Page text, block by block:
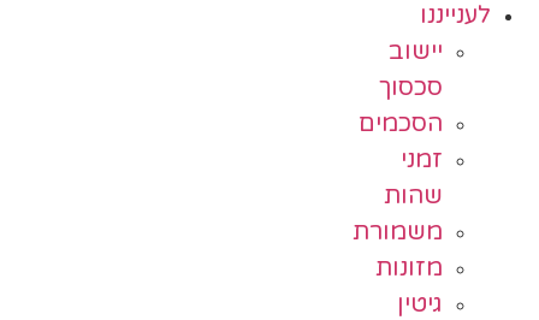
לענייננו
יישוב
סכסוך
הסכמים
זמני
שהות
משמורת
מזונות
גיטין